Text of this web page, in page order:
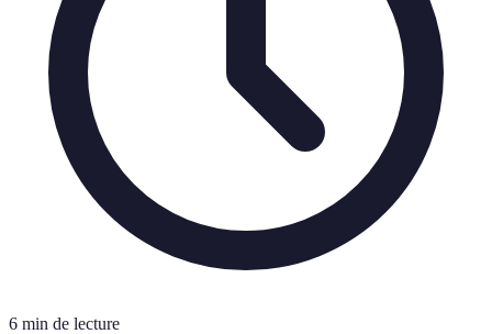
6 min de lecture